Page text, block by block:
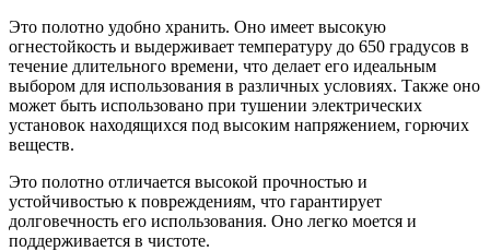
Это полотно удобно хранить. Оно имеет высокую
огнестойкость и выдерживает температуру до 650 градусов в
течение длительного времени, что делает его идеальным
выбором для использования в различных условиях. Также оно
может быть использовано при тушении электрических
установок находящихся под высоким напряжением, горючих
веществ.
Это полотно отличается высокой прочностью и
устойчивостью к повреждениям, что гарантирует
долговечность его использования. Оно легко моется и
поддерживается в чистоте.